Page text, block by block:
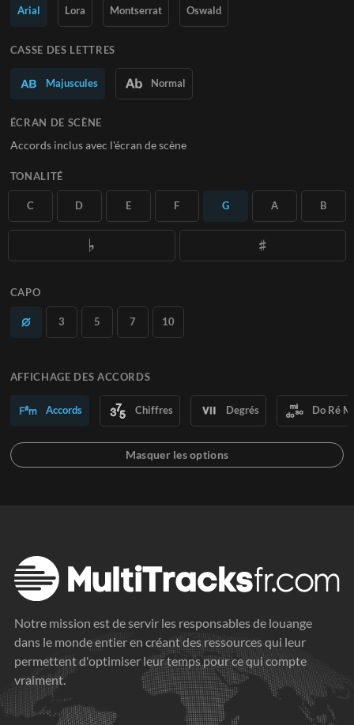
En savoir plus
Arial Lora Montserrat Oswald
CASSE DES LETTRES
Majuscules Normal
ÉCRAN DE SCÈNE
Accords inclus avec l'écran de scène
TONALITÉ
C D E F G A B
CAPO
3 5 7 10
AFFICHAGE DES ACCORDS
Accords Chiffres Degrés Do Ré
Notre mission est de servir les responsables de louange
dans le monde entier en créant des ressources qui leur
permettent d'optimiser leur temps pour ce qui compte
vraiment.